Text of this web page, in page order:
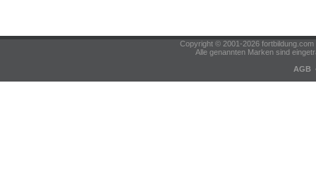
Copyright © 2001-2026
Alle genannten Marken sind
AGB